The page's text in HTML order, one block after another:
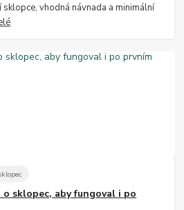
vhodná návnada a minimální
o sklopec, aby fungoval i po